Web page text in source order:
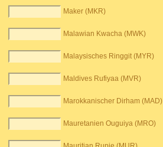
Maker (MKR)
Malawian Kwacha (MWK)
Malaysisches Ringgit (MYR)
Maldives Rufiyaa (MVR)
Marokkanischer Dirham (MAD)
Mauretanien Ouguiya (MRO)